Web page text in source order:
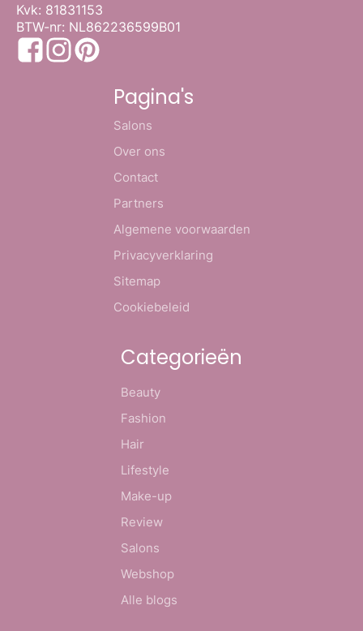
Kvk: 81831153
BTW-nr: NL862236599B01
Pagina's
Salons
Over ons
Contact
Partners
Algemene voorwaarden
Privacyverklaring
Sitemap
Cookiebeleid
Categorieën
Beauty
Fashion
Hair
Lifestyle
Make-up
Review
Salons
Webshop
Alle blogs